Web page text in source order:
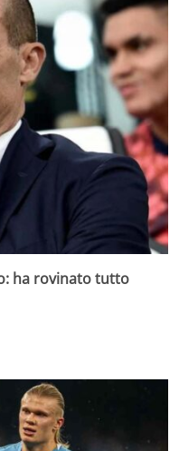
ha rovinato tutto